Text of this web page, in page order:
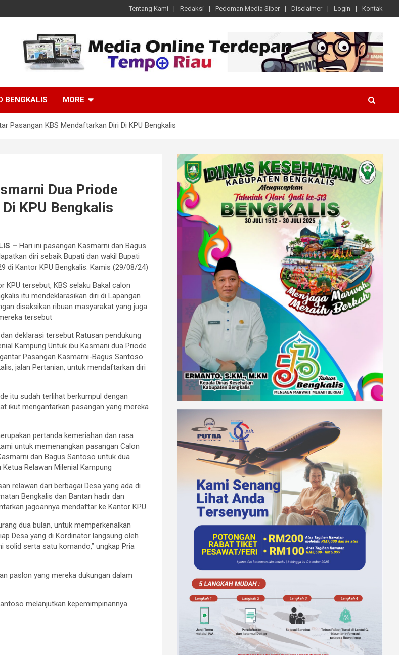
Tentang Kami Redaksi Pedoman Media Siber Disclaimer Login Kontak
BENGKALIS MORE
Pasangan KBS Mendaftarkan Diri Di KPU Bengkalis
Dua Priode
KPU Bengkalis
– Hari ini pasangan Kasmarni dan Bagus
diri sebaik Bupati dan wakil Bupati
di Kantor KPU Bengkalis. Kamis (29/08/24)
KPU tersebut, KBS selaku Bakal calon
itu mendeklarasikan diri di Lapangan
disaksikan ribuan masyarakat yang juga
tersebut
deklarasi tersebut Ratusan pendukung
Kampung Untuk ibu Kasmani dua Priode
Pasangan Kasmarni-Bagus Santoso
jalan Pertanian, untuk mendaftarkan diri
itu sudah terlihat berkumpul dengan
ikut mengantarkan pasangan yang mereka
pertanda kemeriahan dan rasa
untuk memenangkan pasangan Calon
dan Bagus Santoso untuk dua
Ketua Relawan Milenial Kampung
relawan dari berbagai Desa yang ada di
Bengkalis dan Bantan hadir dan
jagoannya mendaftar ke Kantor KPU.
dua bulan, untuk memperkenalkan
Desa yang di Kordinator langsung oleh
serta satu komando,” ungkap Pria
paslon yang mereka dukungan dalam
melanjutkan kepemimpinannya